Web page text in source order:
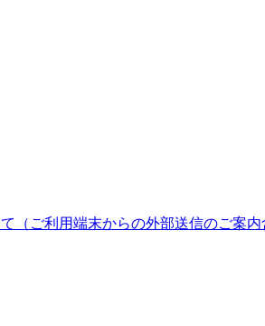
（ご利用端末からの外部送信のご案内